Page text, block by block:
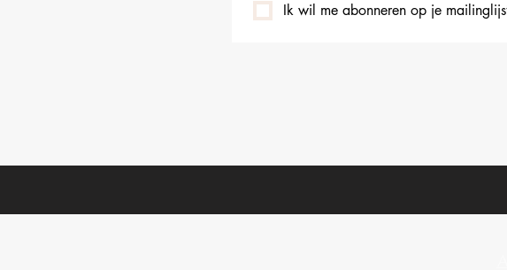
Ik wil me abonneren op je